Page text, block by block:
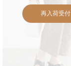
再入荷受付